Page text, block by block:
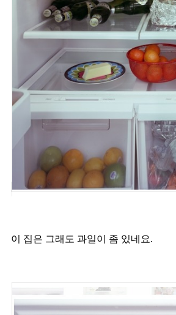
이 집은 그래도 과일이 좀 있네요.